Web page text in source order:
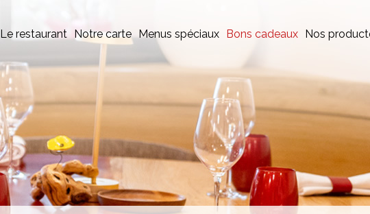
Le restaurant Notre carte Menus spéciaux Bons cadeaux Nos